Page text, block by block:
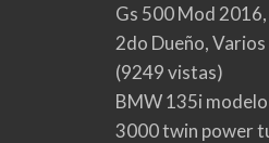
Gs 500 Mod
2do Dueño,
(9249 vistas)
BMW 135i
3000 twin power